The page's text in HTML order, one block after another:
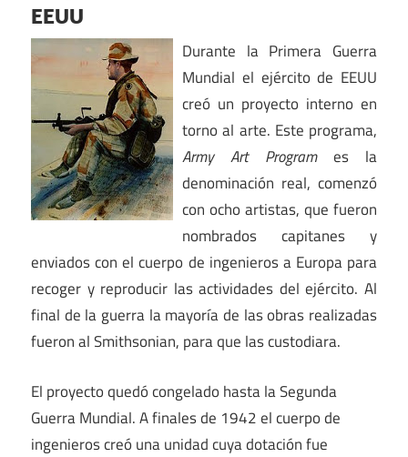
EEUU
Durante la Primera Guerra
Mundial el ejército de EEUU
creó un proyecto interno en
torno al arte. Este programa,
Army Art Programes la
denominación real, comenzó
con ocho artistas, que fueron
nombrados capitanes y
enviados con el cuerpo de ingenieros a Europa para
recoger y reproducir las actividades del ejército. Al
final de la guerra la mayoría de las obras realizadas
fueron al Smithsonian, para que las custodiara.
El proyecto quedó congelado hasta la Segunda
Guerra Mundial. A finales de 1942 el cuerpo de
ingenieros creó una unidad cuya dotación fue